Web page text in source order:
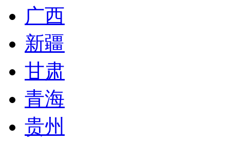
广西
新疆
甘肃
青海
贵州